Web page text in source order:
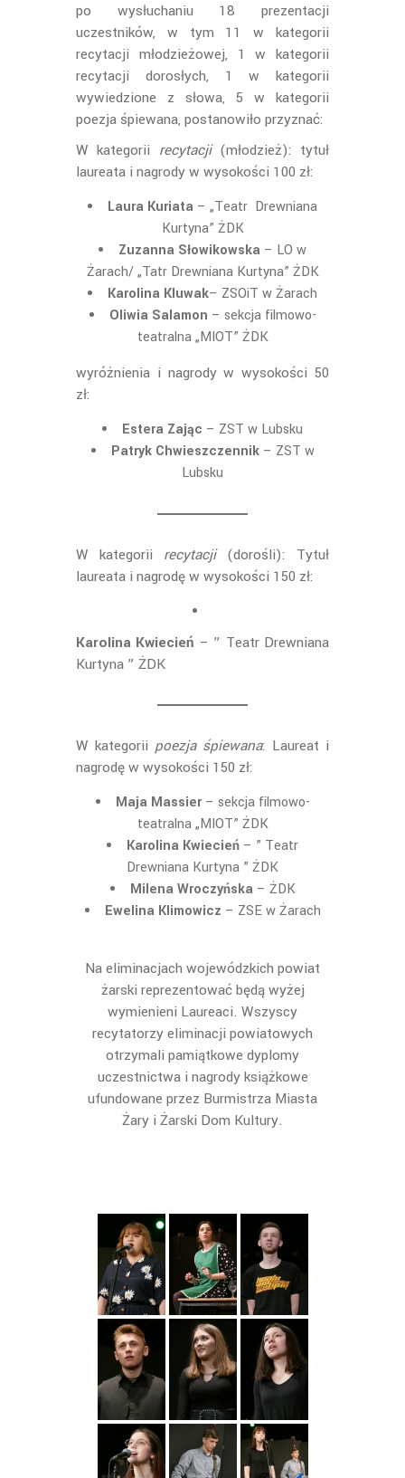
po wysłuchaniu 18 prezentacji
uczestników, w tym 11 w kategorii
recytacji młodzieżowej, 1 w kategorii
recytacji dorosłych, 1 w kategorii
wywiedzione z słowa, 5 w kategorii
poezja śpiewana, postanowiło przyznać:
W kategorii recytacji(młodzież): tytuł
laureata i nagrody w wysokości 100 zł:
Laura Kuriata – „Teatr Drewniana
Kurtyna” ŻDK
Zuzanna Słowikowska – LO w
Żarach/ „Tatr Drewniana Kurtyna” ŻDK
Karolina Kluwak– ZSOiT w Żarach
Oliwia Salamon – sekcja filmowo-
teatralna „MIOT” ŻDK
wyróżnienia i nagrody w wysokości 50
zł:
Estera Zając – ZST w Lubsku
Patryk Chwieszczennik– ZST w
Lubsku
W kategorii recytacji(dorośli): Tytuł
laureata i nagrodę w wysokości 150 zł:
Karolina Kwiecień – ” Teatr Drewniana
Kurtyna ” ŻDK
W kategorii poezja śpiewana: Laureat i
nagrodę w wysokości 150 zł:
Maja Massier– sekcja filmowo-
teatralna „MIOT” ŻDK
Karolina Kwiecień – ” Teatr
Drewniana Kurtyna ” ŻDK
Milena Wroczyńska – ŻDK
Ewelina Klimowicz – ZSE w Żarach
Na eliminacjach wojewódzkich powiat
żarski reprezentować będą wyżej
wymienieni Laureaci. Wszyscy
recytatorzy eliminacji powiatowych
otrzymali pamiątkowe dyplomy
uczestnictwa i nagrody książkowe
ufundowane przez Burmistrza Miasta
Żary i Żarski Dom Kultury.